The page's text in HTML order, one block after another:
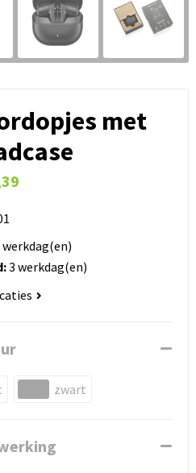
met
werkdag(en)
3 werkdag(en)
zwart